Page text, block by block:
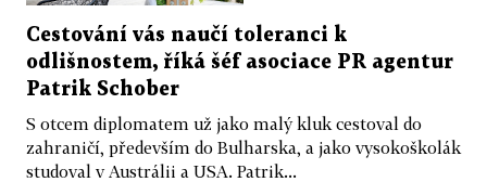
Cestování vás naučí toleranci k
odlišnostem, říká šéf asociace PR agentur
Patrik Schober
S otcem diplomatem už jako malý kluk cestoval do
zahraničí, především do Bulharska, a jako vysokoškolák
studoval v Austrálii a USA. Patrik...